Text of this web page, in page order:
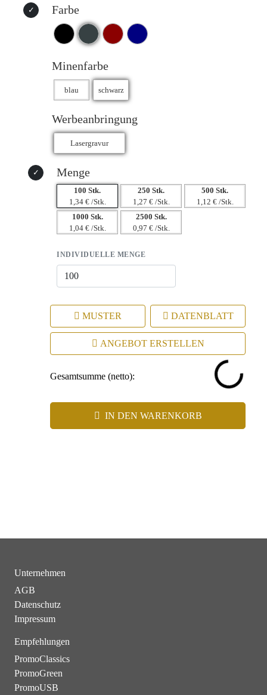
Farbe
Minenfarbe
Werbeanbringung
Menge
100 Stk.
1,34 € /Stk.
250 Stk.
1,27 € /Stk.
500 Stk.
1,12 € /Stk.
1000 Stk.
1,04 € /Stk.
2500 Stk.
0,97 € /Stk.
INDIVIDUELLE MENGE
MUSTER DATENBLATT
ANGEBOT ERSTELLEN
Gesamtsumme (netto):
IN DEN WARENKORB
Unternehmen
AGB
Datenschutz
Impressum
Empfehlungen
PromoClassics
PromoGreen
PromoUSB